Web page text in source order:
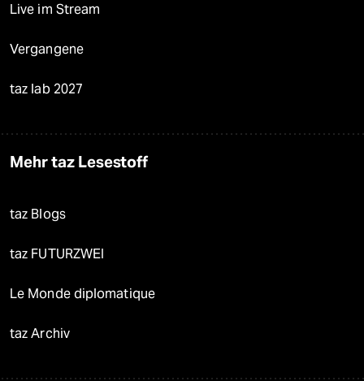
Live im Stream
Vergangene
taz lab 2027
Mehr taz Lesestoff
taz Blogs
taz FUTURZWEI
Le Monde diplomatique
taz Archiv